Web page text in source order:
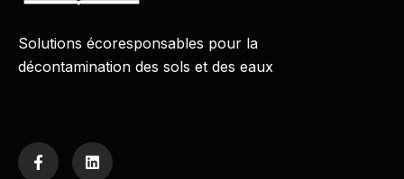
Solutions écoresponsables pour la
décontamination des sols et des eaux